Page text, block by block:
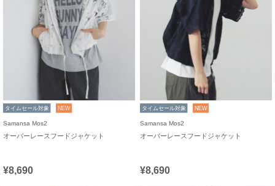
タイムセール対象 NEW
Samansa Mos2
オーバーレースフードジャケット
¥8,690
タイムセール対象 NEW
Samansa Mos2
オーバーレースフードジャケット
¥8,690